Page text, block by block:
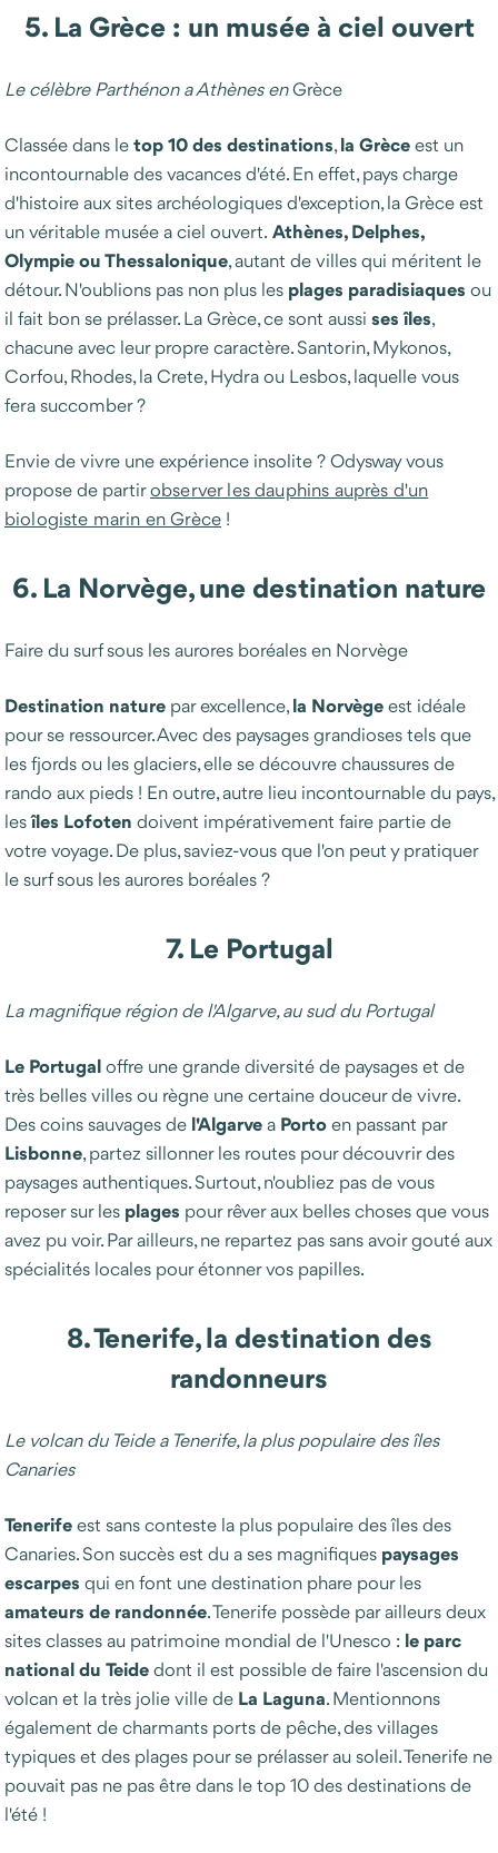
5. La Grèce : un musée à ciel ouvert
Le célèbre Parthénon a Athènes enGrèce
Classée dans letop 10 des destinations,la Grèceest un
incontournable des vacances d'été. En effet, pays charge
d'histoire aux sites archéologiques d'exception, la Grèce est
un véritable musée a ciel ouvert. Athènes, Delphes,
Olympie ou Thessalonique, autant de villes qui méritent le
détour. N'oublions pas non plus les plages paradisiaques ou
il fait bon se prélasser. La Grèce, ce sont aussi ses îles,
chacune avec leur propre caractère. Santorin, Mykonos,
Corfou, Rhodes, la Crete, Hydra ou Lesbos, laquelle vous
fera succomber ?
Envie de vivre une expérience insolite ? Odysway vous
propose de partirobserver les dauphins auprès d'un
biologiste marin en Grèce !
6. La Norvège, une destination nature
Faire du surf sous les aurores boréales en Norvège
Destination nature par excellence,la Norvègeest idéale
pour se ressourcer. Avec des paysages grandioses tels que
les fjords ou les glaciers, elle se découvre chaussures de
rando aux pieds ! En outre, autre lieu incontournable du pays,
lesîles Lofoten doivent impérativement faire partie de
votre voyage. De plus, saviez-vous que l'on peut y pratiquer
le surf sous les aurores boréales ?
7. Le Portugal
La magnifique région de l'Algarve, au sud du Portugal
Le Portugaloffre une grande diversité de paysages et de
très belles villes ou règne une certaine douceur de vivre.
Des coins sauvages de l'Algarvea Portoen passant par
Lisbonne, partez sillonner les routes pour découvrir des
paysages authentiques. Surtout, n'oubliez pas de vous
reposer sur les plages pour rêver aux belles choses que vous
avez pu voir. Par ailleurs, ne repartez pas sans avoir gouté aux
spécialités locales pour étonner vos papilles.
8. Tenerife, la destination des
randonneurs
Le volcan du Teide a Tenerife, la plus populaire des îles
Canaries
Tenerifeest sans conteste la plus populaire des îles des
Canaries. Son succès est du a ses magnifiques paysages
escarpes qui en font une destination phare pour les
amateurs de randonnée. Tenerife possède par ailleurs deux
sites classes au patrimoine mondial de l'Unesco : le parc
nationaldu Teidedont il est possible de faire l'ascension du
volcan et la très jolie ville de La Laguna. Mentionnons
également de charmants ports de pêche, des villages
typiques et des plages pour se prélasser au soleil. Tenerife ne
pouvait pas ne pas être dans le top 10 des destinations de
l'été !